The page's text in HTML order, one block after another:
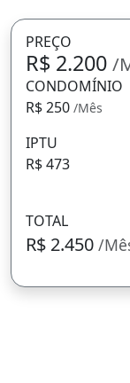
PREÇO
R$ 2.200 /
CONDOMÍNIO
R$ 250 /Mês
IPTU
R$ 473
TOTAL
R$ 2.450 /